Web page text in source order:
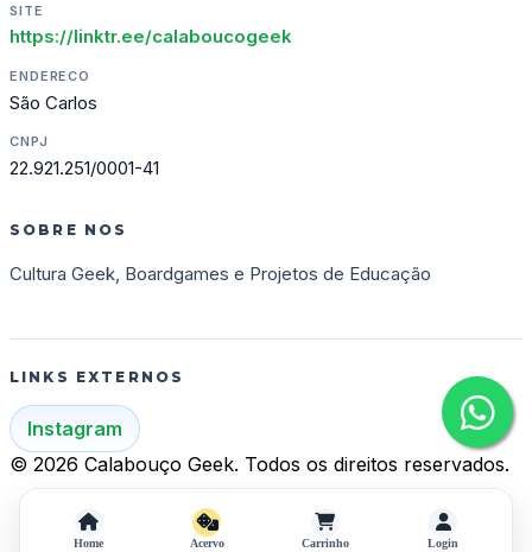
SITE
https://linktr.ee/calaboucogeek
ENDERECO
São Carlos
CNPJ
22.921.251/0001-41
SOBRE NOS
Cultura Geek, Boardgames e Projetos de Educação
LINKS EXTERNOS
Instagram
© 2026 Calabouço Geek. Todos os direitos reservados.
Home Acervo Carrinho Login